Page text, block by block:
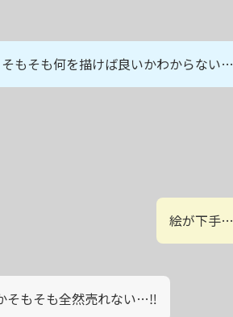
そもそも何を描けば良いかわからない…
絵が下手…
そもそも全然売れない…‼︎